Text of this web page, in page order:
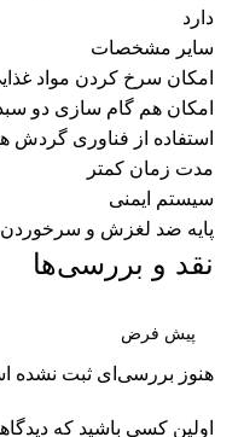
دارد
سایر مشخصات
امکان هم گام سازی دو
استفاده از فناوری
مدت زمان کمتر
سیستم ایمنی
پایه ضد لغزش و سرخوردن
نقد و بررسی‌ها
هنوز بررسی‌ای ثبت نشده